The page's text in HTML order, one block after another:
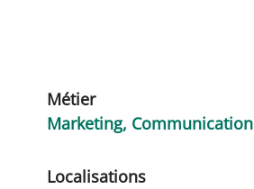
Métier
Marketing, Communication
Localisations